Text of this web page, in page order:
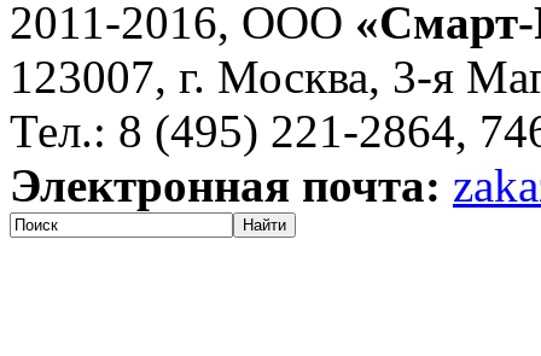
2011-2016, ООО
123007, г. Москва, 3-я
Тел.: 8 (495) 221-2864,
Электронная почта:
Найти